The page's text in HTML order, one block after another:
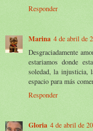
Responder
Marina 4 de abril de
Desgraciadamente
estariamos donde
soledad, la injusticia,
espacio para más
Responder
Gloria 4 de abril de